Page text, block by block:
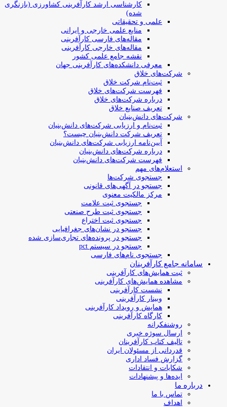
کارشناسی ارشد کارآفرینی کشاورزی (بازنگری
شده)
علمی و تحقیقاتی
منابع علمی خارجی و ایرانی
مقاله‌های فارسی کارآفرینی
مقاله‌های خارجی کارآفرینی
نقشه جامع علمی کشور
معرفی دانشکده‌های کارآفرینی جهان
شرکت‌های خلاق
ثبت‌نام شرکت خلاق
فهرست شرکت‌های خلاق
درباره شرکت‌های خلاق
تعریف صنایع خلاق
شرکت‌های دانش‌بنیان
ثبت‌نام و ارزیابی شرکت‌های دانش‌بنیان
تعریف شرکت دانش‌بنیان چیست؟
آیین‌نامه ارزیابی شرکت‌های دانش‌بنیان
درباره شرکت‌های دانش‌بنیان
فهرست شرکت‌های دانش‌بنیان
استعلام‌های مهم
جستجوی شرکت‌ها
جستجو در آگهی‌های قانونی
مرکز مالکیت معنوی
جستجوی ثبت علامت
جستجوی ثبت طرح صنعتی
جستجوی ثبت اختراع
جستجو در نشان‌های جغرافیایی
جستجو در پرونده‌های تجاری‌سازی شده
جستجو در سیستم pct
جستجوی نام‌های فارسی
سامانه جامع کارآفرینان
ثبت همایش‌های کارآفرینی
مشاهده همایش‌های کارآفرینی
نشست کارآفرینی
وبینار کارآفرینی
همایش و رویداد کارآفرینی
کارگاه کارآفرینی
روشنفکرانه
ارسال سوژه‌ خبری
تالیف کتاب کارآفرینان
قدردانی از مسئولان ایران
گزارش فساد اداری
شکایات و انتقادات
ایده‌ها و پیشنهادات
درباره ما
تماس با ما
اهداف